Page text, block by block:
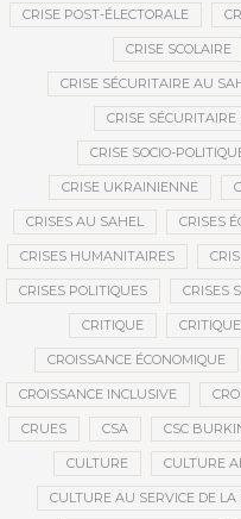
CRISE POST-ÉLECTORALE
CRISE SCOLAIRE
CRISE SÉCURITAIRE AU
CRISE SÉCURITAIRE
CRISE SOCIO-
CRISE UKRAINIENNE
CRISES AU SAHEL CRISES
CRISES HUMANITAIRES
CRISES POLITIQUES CRISES
CRITIQUE
CROISSANCE ÉCONOMIQUE
CROISSANCE INCLUSIVE
CRUES CSA CSC
CULTURE CULTURE
CULTURE AU SERVICE DE LA